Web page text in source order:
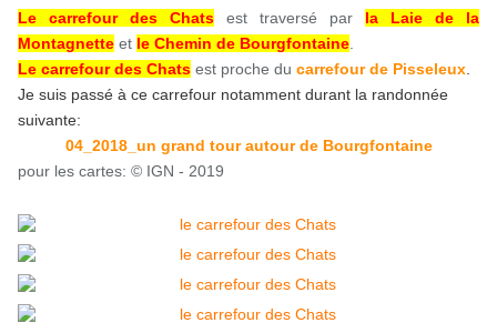
Le carrefour des Chats est traversé par la Laie de la
Montagnette et le Chemin de Bourgfontaine
Le carrefour des Chats est proche du carrefour de Pisseleux
Je suis passé à ce carrefour notamment durant la randonnée
suivante:
04_2018_un grand tour autour de Bourgfontaine
pour les cartes: © IGN - 2019